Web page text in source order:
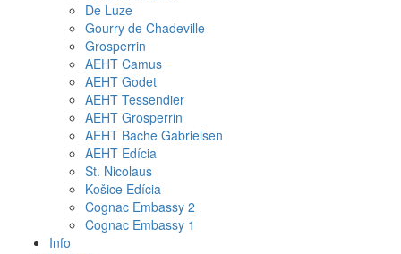
De Luze
Gourry de Chadeville
Grosperrin
AEHT Camus
AEHT Godet
AEHT Tessendier
AEHT Grosperrin
AEHT Bache Gabrielsen
AEHT Edícia
St. Nicolaus
Košice Edícia
Cognac Embassy 2
Cognac Embassy 1
Info